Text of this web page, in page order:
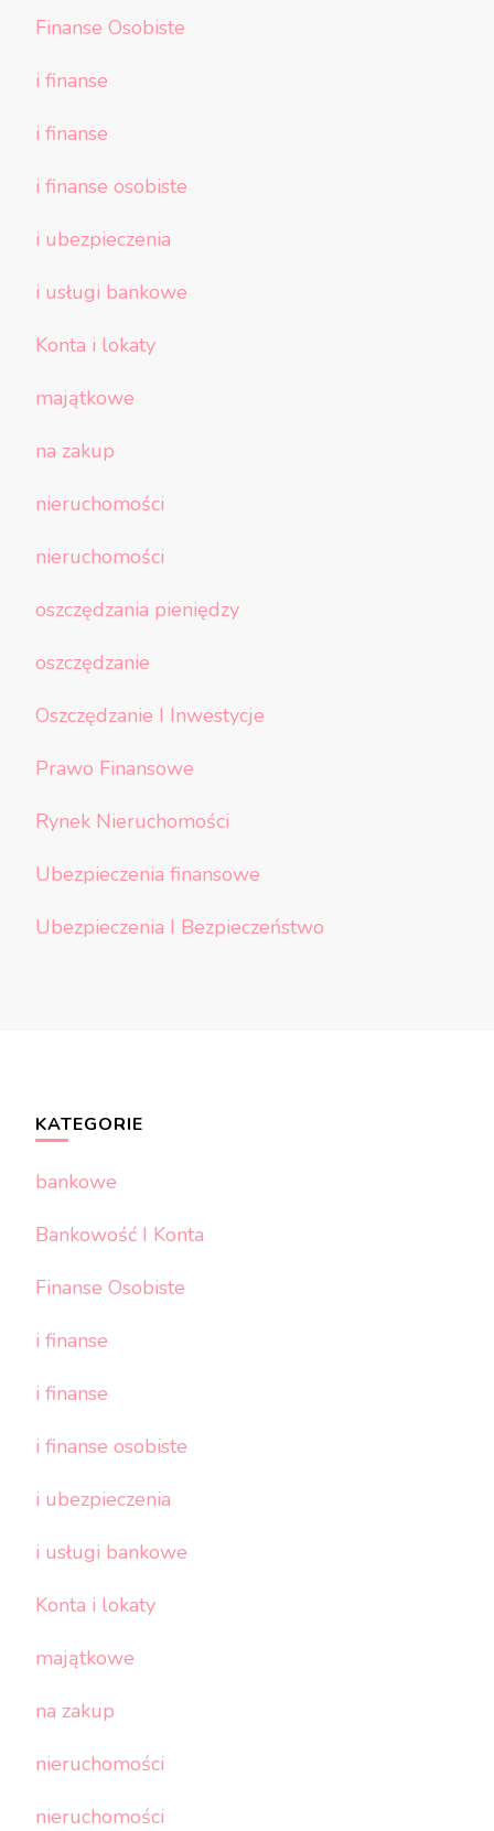
Finanse Osobiste
i finanse
i finanse
i finanse osobiste
i ubezpieczenia
i usługi bankowe
Konta i lokaty
majątkowe
na zakup
nieruchomości
nieruchomości
oszczędzania pieniędzy
oszczędzanie
Oszczędzanie I Inwestycje
Prawo Finansowe
Rynek Nieruchomości
Ubezpieczenia finansowe
Ubezpieczenia I Bezpieczeństwo
KATEGORIE
bankowe
Bankowość I Konta
Finanse Osobiste
i finanse
i finanse
i finanse osobiste
i ubezpieczenia
i usługi bankowe
Konta i lokaty
majątkowe
na zakup
nieruchomości
nieruchomości